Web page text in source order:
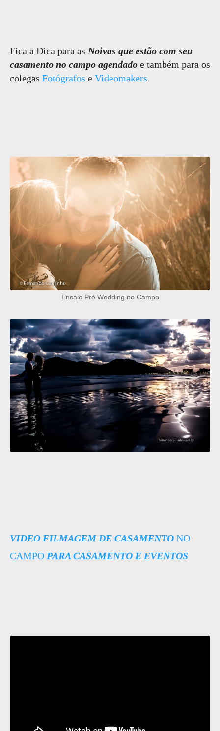
Fica a Dica para as Noivas que estão com seu
casamento no campo agendado e também para os
colegas Fotógrafos e Videomakers.
Ensaio Pré Wedding no Campo
VIDEO FILMAGEM DE CASAMENTO NO
CAMPO PARA CASAMENTO E EVENTOS